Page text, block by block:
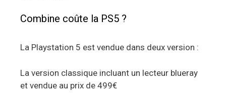
Combine coûte la PS5 ?
La Playstation 5 est vendue dans deux version :
La version classique incluant un lecteur blueray
et vendue au prix de 499€